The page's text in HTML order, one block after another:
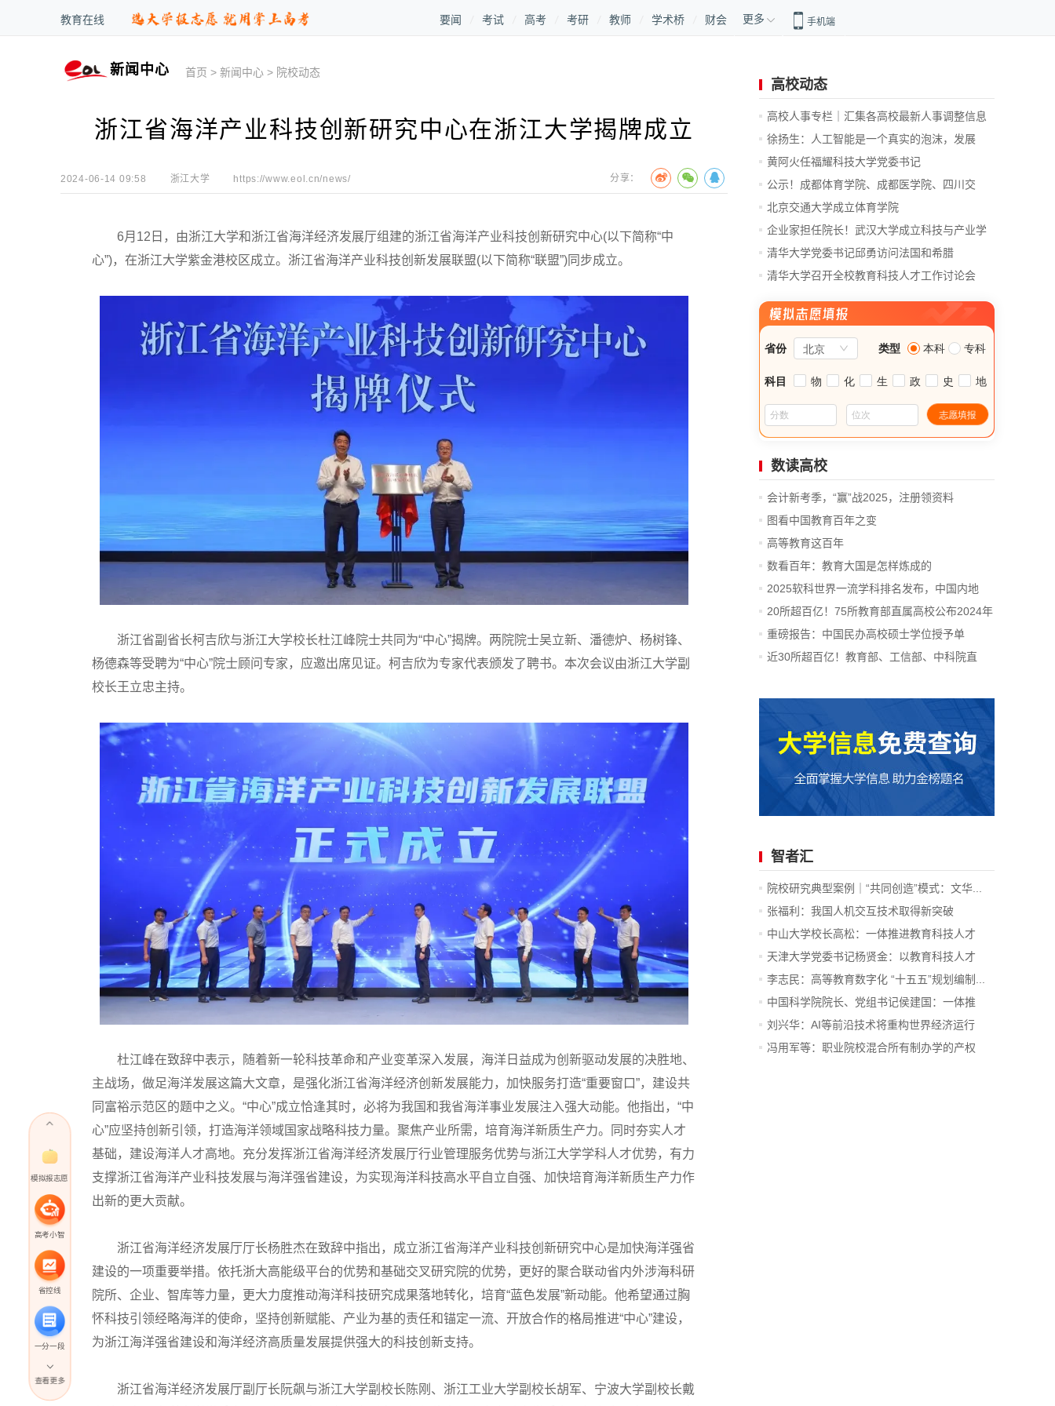
教育在线 要闻 考试 高考 考研 教师 学术桥 财会 更多 手机端
新闻中心 首页 >新闻中心 > 院校动态
浙江省海洋产业科技创新研究中心在浙江大学揭牌成立
2024-06-14 09:58 浙江大学 https://www.eol.cn/news/ 分享：
6月12日，由浙江大学和浙江省海洋经济发展厅组建的浙江省海洋产业科技创新研究中心(以下简称“中
心”)，在浙江大学紫金港校区成立。浙江省海洋产业科技创新发展联盟(以下简称“联盟”)同步成立。
浙江省副省长柯吉欣与浙江大学校长杜江峰院士共同为“中心”揭牌。两院院士吴立新、潘德炉、杨树锋、
杨德森等受聘为“中心”院士顾问专家，应邀出席见证。柯吉欣为专家代表颁发了聘书。本次会议由浙江大学副
校长王立忠主持。
杜江峰在致辞中表示，随着新一轮科技革命和产业变革深入发展，海洋日益成为创新驱动发展的决胜地、
主战场，做足海洋发展这篇大文章，是强化浙江省海洋经济创新发展能力，加快服务打造“重要窗口”，建设共
同富裕示范区的题中之义。“中心”成立恰逢其时，必将为我国和我省海洋事业发展注入强大动能。他指出，“中
心”应坚持创新引领，打造海洋领域国家战略科技力量。聚焦产业所需，培育海洋新质生产力。同时夯实人才
基础，建设海洋人才高地。充分发挥浙江省海洋经济发展厅行业管理服务优势与浙江大学学科人才优势，有力
支撑浙江省海洋产业科技发展与海洋强省建设，为实现海洋科技高水平自立自强、加快培育海洋新质生产力作
出新的更大贡献。
浙江省海洋经济发展厅厅长杨胜杰在致辞中指出，成立浙江省海洋产业科技创新研究中心是加快海洋强省
建设的一项重要举措。依托浙大高能级平台的优势和基础交叉研究院的优势，更好的聚合联动省内外涉海科研
院所、企业、智库等力量，更大力度推动海洋科技研究成果落地转化，培育“蓝色发展”新动能。他希望通过胸
怀科技引领经略海洋的使命，坚持创新赋能、产业为基的责任和锚定一流、开放合作的格局推进“中心”建设，
为浙江海洋强省建设和海洋经济高质量发展提供强大的科技创新支持。
浙江省海洋经济发展厅副厅长阮飙与浙江大学副校长陈刚、浙江工业大学副校长胡军、宁波大学副校长戴
高校动态
高校人事专栏｜汇集各高校最新人事调整信息
徐扬生：人工智能是一个真实的泡沫，发展
前...
黄阿火任福耀科技大学党委书记
公示！成都体育学院、成都医学院、四川交
通...
北京交通大学成立体育学院
企业家担任院长！武汉大学成立科技与产业学
院
清华大学党委书记邱勇访问法国和希腊
清华大学召开全校教育科技人才工作讨论会
模拟报志愿
高考小智
省控线
一分一段
高考直播
查看更多
数读高校
会计新考季，“赢”战2025，注册领资料
图看中国教育百年之变
高等教育这百年
数看百年：教育大国是怎样炼成的
2025软科世界一流学科排名发布，中国内地
14...
20所超百亿！75所教育部直属高校公布2024年
决算
重磅报告：中国民办高校硕士学位授予单
位、...
近30所超百亿！教育部、工信部、中科院直
智者汇
院校研究典型案例｜“共同创造”模式：文华...
张福利：我国人机交互技术取得新突破
中山大学校长高松：一体推进教育科技人才
发...
天津大学党委书记杨贤金：以教育科技人才
一...
李志民：高等教育数字化 “十五五”规划编制...
中国科学院院长、党组书记侯建国：一体推
进...
刘兴华：AI等前沿技术将重构世界经济运行
底...
冯用军等：职业院校混合所有制办学的产权